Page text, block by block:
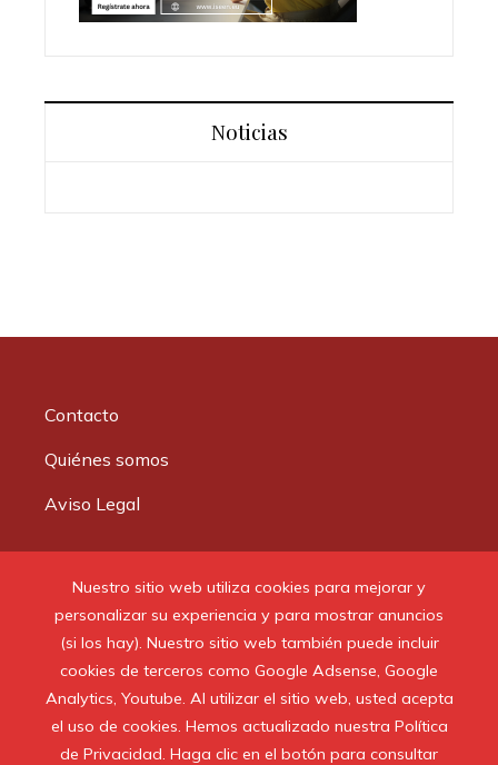
Nuestro sitio web utiliza cookies para mejorar y
personalizar su experiencia y para mostrar anuncios
(si los hay). Nuestro sitio web también puede incluir
cookies de terceros como Google Adsense, Google
Analytics, Youtube. Al utilizar el sitio web, usted acepta
el uso de cookies. Hemos actualizado nuestra Política
de Privacidad. Haga clic en el botón para consultar
Noticias
Contacto
Quiénes somos
Aviso Legal
© 2020 Todos los derechos reservados.